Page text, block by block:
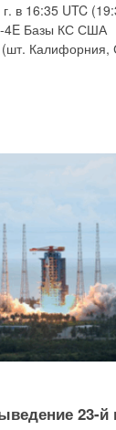
г. в 16:35 UTC
4E Базы КС США
(шт.
23-й